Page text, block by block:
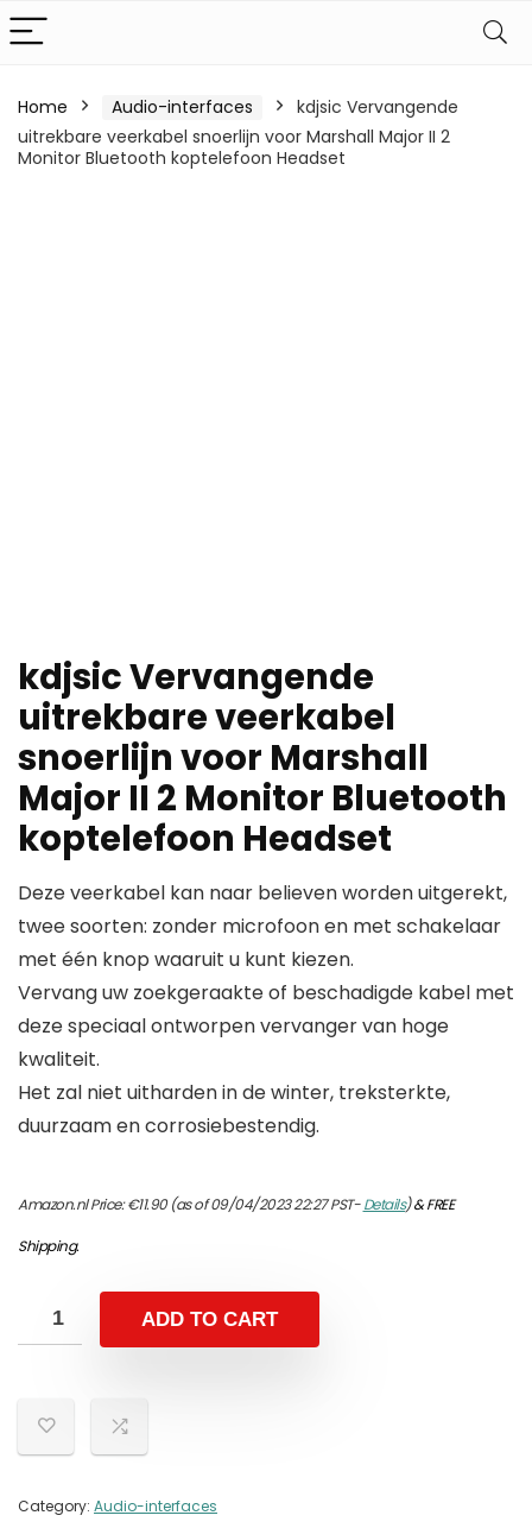
Home Audio-interfaces
kdjsic Vervangende
uitrekbare veerkabel snoerlijn voor Marshall Major II 2
Monitor Bluetooth koptelefoon Headset
kdjsic Vervangende
uitrekbare veerkabel
snoerlijn voor Marshall
Major II 2 Monitor Bluetooth
koptelefoon Headset
Deze veerkabel kan naar believen worden uitgerekt,
twee soorten: zonder microfoon en met schakelaar
met één knop waaruit u kunt kiezen.
Vervang uw zoekgeraakte of beschadigde kabel met
deze speciaal ontworpen vervanger van hoge
kwaliteit.
Het zal niet uitharden in de winter, treksterkte,
duurzaam en corrosiebestendig.
Amazon.nl Price:€11.90(as of 09/04/2023 22:27 PST-Details)&FREE
Shipping.
ADD TO CART
Category: Audio-interfaces